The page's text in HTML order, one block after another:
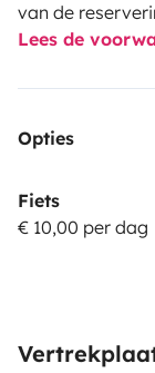
van de
Lees de
Opties
Fiets
€ 10,00 per dag